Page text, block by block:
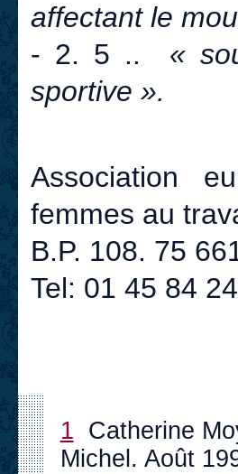
affectant le
- 2. 5 ..
«
sportive ».
Association
femmes au
B.P. 108. 75
Tel: 01 45 84
1 Catherine
Michel. Août